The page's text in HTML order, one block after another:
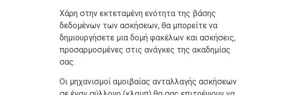
Χάρη στην εκτεταμένη ενότητα της βάσης
δεδομένων των ασκήσεων, θα μπορείτε να
δημιουργήσετε μια δομή φακέλων και ασκήσεις,
προσαρμοσμένες στις ανάγκες της ακαδημίας
σας.
Οι μηχανισμοί αμοιβαίας ανταλλαγής ασκήσεων